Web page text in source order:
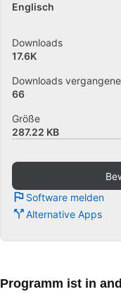
Englisch
Downloads
17.6K
Downloads
66
Größe
287.22 KB
Software melden
Alternative Apps
Programm ist in